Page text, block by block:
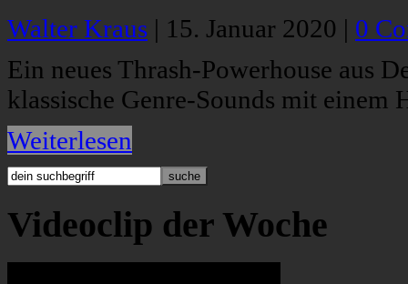
Walter Kraus | 15. Januar 2020 | 0
Ein neues Thrash-Powerhouse aus
klassische Genre-Sounds mit einem
Weiterlesen
Videoclip der Woche